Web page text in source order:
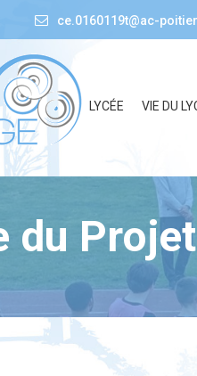
ce.0160119t@ac-
LYCÉE VIE DU
du